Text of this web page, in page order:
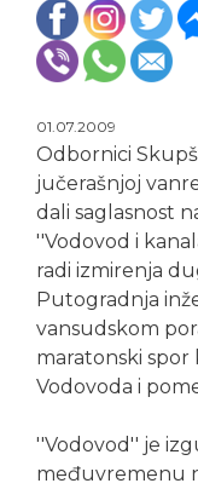
01.07.2009
Odbornici
jučerašnjoj
dali saglasnost
''Vodovod i
radi izmirenja
Putogradnja
vansudskom
maratonski spor
Vodovoda i
''Vodovod'' je
međuvremenu